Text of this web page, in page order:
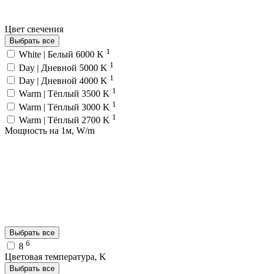
Цвет свечения
Выбрать все
White | Белый 6000 K 1
Day | Дневной 5000 K 1
Day | Дневной 4000 K 1
Warm | Тёплый 3500 K 1
Warm | Тёплый 3000 K 1
Warm | Тёплый 2700 K 1
Мощность на 1м, W/m
Выбрать все
8 6
Цветовая температура, K
Выбрать все